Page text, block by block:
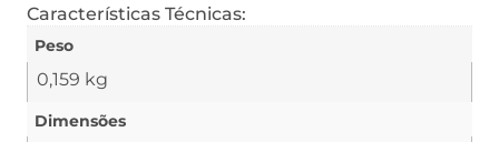
Características Técnicas:
Peso
0,159 kg
Dimensões